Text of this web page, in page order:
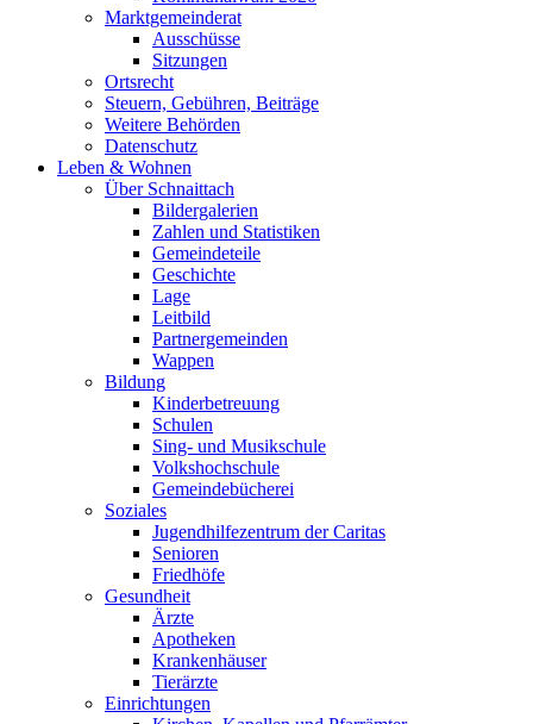
Marktgemeinderat
Ausschüsse
Sitzungen
Ortsrecht
Steuern, Gebühren, Beiträge
Weitere Behörden
Datenschutz
Leben & Wohnen
Über Schnaittach
Bildergalerien
Zahlen und Statistiken
Gemeindeteile
Geschichte
Lage
Leitbild
Partnergemeinden
Wappen
Bildung
Kinderbetreuung
Schulen
Sing- und Musikschule
Volkshochschule
Gemeindebücherei
Soziales
Jugendhilfezentrum der Caritas
Senioren
Friedhöfe
Gesundheit
Ärzte
Apotheken
Krankenhäuser
Tierärzte
Einrichtungen